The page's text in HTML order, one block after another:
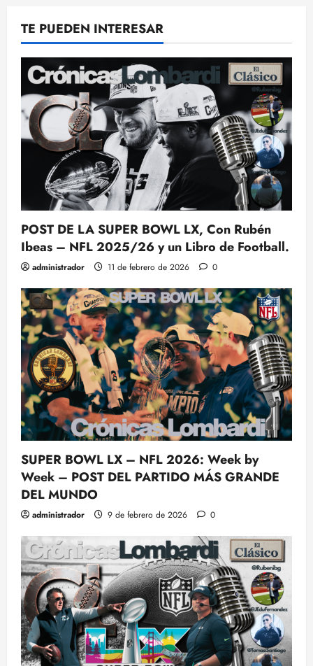
TE PUEDEN INTERESAR
POST DE LA SUPER BOWL LX, Con Rubén
Ibeas – NFL 2025/26 y un Libro de Football.
administrador 11 de febrero de 2026 0
SUPER BOWL LX – NFL 2026: Week by
Week – POST DEL PARTIDO MÁS GRANDE
DEL MUNDO
administrador 9 de febrero de 2026 0